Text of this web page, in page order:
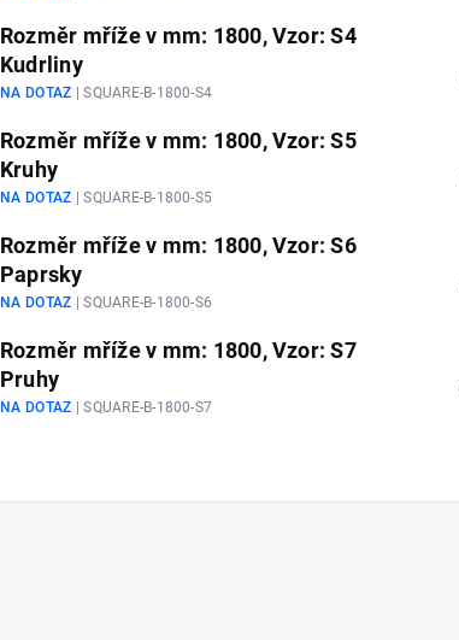
Rozměr mříže v mm: 1800, Vzor: S4
Kudrliny
NA DOTAZ | SQUARE-B-1800-S4
Rozměr mříže v mm: 1800, Vzor: S5
Kruhy
NA DOTAZ | SQUARE-B-1800-S5
Rozměr mříže v mm: 1800, Vzor: S6
Paprsky
NA DOTAZ | SQUARE-B-1800-S6
Rozměr mříže v mm: 1800, Vzor: S7
Pruhy
NA DOTAZ | SQUARE-B-1800-S7